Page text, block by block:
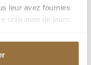
leur avez fournies
utilisation de leurs